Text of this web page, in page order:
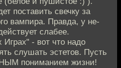
поставить свечку за
вампира. Правда, у не-
слабее.
- вот что надо
слушать эстетов. Пусть
пониманием жизни!